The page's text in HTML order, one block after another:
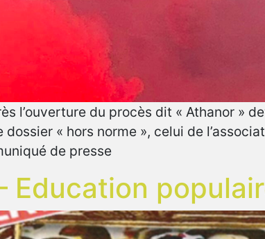
l’ouverture du procès dit « Athanor »
« hors norme », celui de
de presse
Education